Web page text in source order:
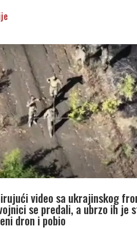
video sa ukrajinskog
se predali, a ubrzo ih je
dron i pobio